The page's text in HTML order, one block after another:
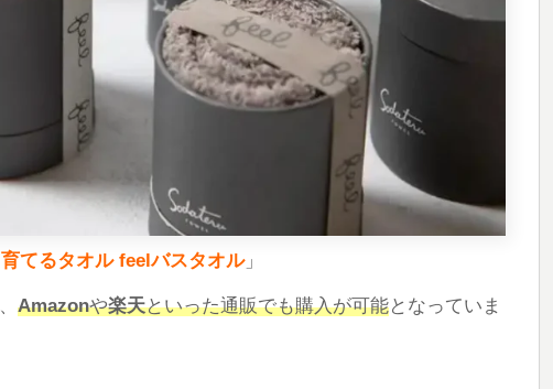
育てるタオル feelバスタオル」
、 Amazonや楽天といった通販でも購入が可能となっていま